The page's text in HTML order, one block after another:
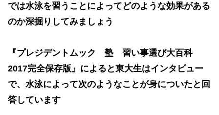
では水泳を習うことによってどのような効果がある
のか深掘りしてみましょう
『プレジデントムック 塾 習い事選び大百科
2017完全保存版』によると東大生はインタビュー
で、水泳によって次のようなことが身についたと回
答しています